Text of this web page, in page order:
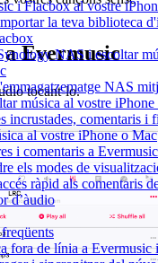
i Flacbox al vostre
la teva biblioteca
NAS i escoltar
NAS
música al vostre
incrustades, comentaris i
al vostre iPhone o Mac
i comentaris a Evermusic
els modes de
ràpid als comentaris
d’àudio
fora de línia a Evermusic i
Evermusic
tocant-lo.